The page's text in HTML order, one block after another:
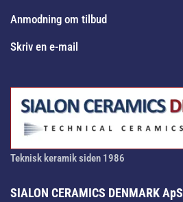
Anmodning om tilbud
Skriv en e-mail
Teknisk keramik siden 1986
SIALON CERAMICS DENMARK ApS